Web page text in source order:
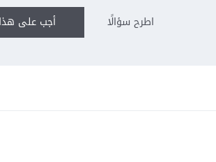
أجب على اطرح سؤالًا